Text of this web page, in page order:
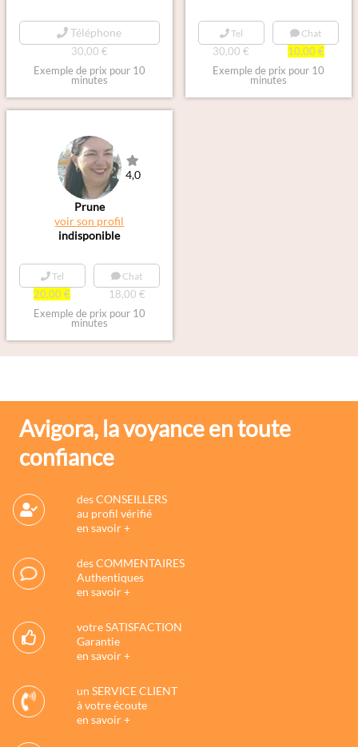
Téléphone
30,00 €
Exemple de prix pour 10
minutes
Tel
30,00 €
Chat
10,00 €
Exemple de prix pour 10
minutes
4,0
Prune
voir son profil
indisponible
Tel
20,00 €
Chat
18,00 €
Exemple de prix pour 10
minutes
Avigora, la voyance en toute
confiance
des CONSEILLERS
au profil vérifié
en savoir +
des COMMENTAIRES
Authentiques
en savoir +
votre SATISFACTION
Garantie
en savoir +
un SERVICE CLIENT
à votre écoute
en savoir +